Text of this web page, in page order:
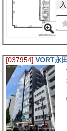
[037954] VORT永